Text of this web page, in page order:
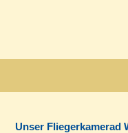
Unser Fliegerkamerad